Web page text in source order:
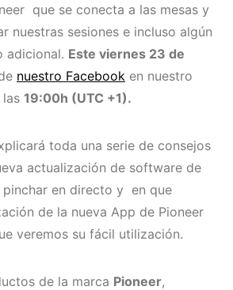
que se conecta a las mesas y
nuestras sesiones e incluso algún
adicional. Este viernes 23 de
nuestro Facebook en nuestro
19:00h (UTC +1).
toda una serie de consejos
actualización de software de
en directo y en que
de la nueva App de Pioneer
veremos su fácil utilización.
de la marca Pioneer,